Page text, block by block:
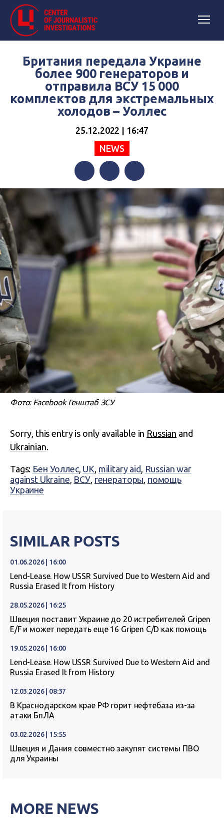
Британия передала Украине
более 900 генераторов и
отправила ВСУ 15 000
комплектов для экстремальных
холодов – Уоллес
25.12.2022 | 16:47
NEWS
FacebookTwitterTelegram
Фото: Facebook Генштаб ЗСУ
Sorry, this entry is only available in Russian and
Ukrainian.
Tags: Бен Уоллес, UK, military aid, Russian war
against Ukraine, ВСУ, генераторы, помощь
Украине
SIMILAR POSTS
01.06.2026 | 16:00
Lend-Lease. How USSR Survived Due to Western Aid and
Russia Erased It from History
28.05.2026 | 16:25
Швеция поставит Украине до 20 истребителей Gripen
E/F и может передать еще 16 Gripen C/D как помощь
19.05.2026 | 16:00
Lend-Lease. How USSR Survived Due to Western Aid and
Russia Erased It from History
12.03.2026 | 08:37
В Краснодарском крае РФ горит нефтебаза из-за
атаки БпЛА
03.02.2026 | 15:55
Швеция и Дания совместно закупят системы ПВО
для Украины
MORE NEWS